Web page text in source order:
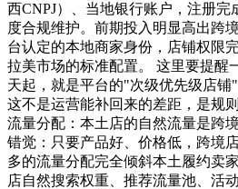
西CNPJ）、当地银行账户，注册
度合规维护。前期投入明显高出跨
台认定的本地商家身份，店铺权限
拉美市场的标准配置。 这里要提醒
天起，就是平台的"次级优先级店铺
这不是运营能补回来的差距，是规
流量分配：本土店的自然流量是跨
错觉：只要产品好、价格低，跨境
多的流量分配完全倾斜本土履约卖
店自然搜索权重、推荐流量池、活